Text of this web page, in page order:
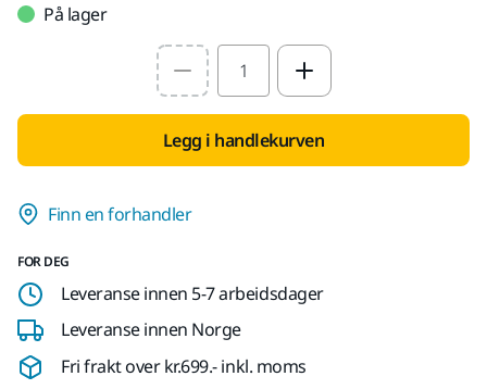
På lager
Select quantity value
Legg i handlekurven
Finn en forhandler
FOR DEG
Leveranse innen 5-7 arbeidsdager
Leveranse innen Norge
Fri frakt over kr.699.- inkl. moms